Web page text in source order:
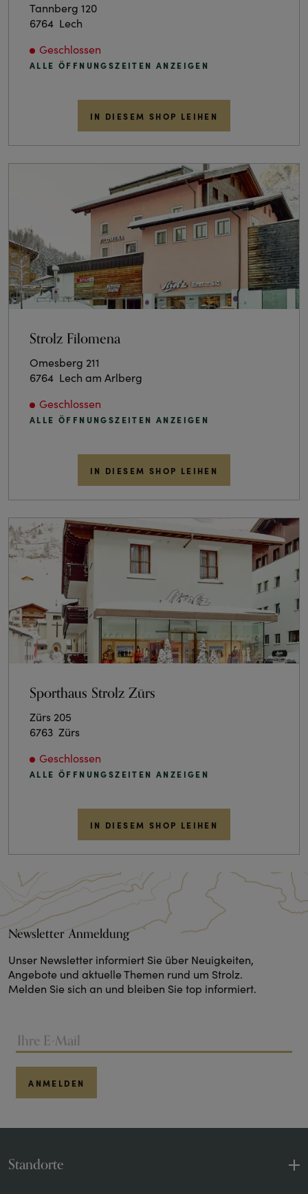
Tannberg 120
6764 Lech
Geschlossen
ALLE ÖFFNUNGSZEITEN ANZEIGEN
IN DIESEM SHOP LEIHEN
Strolz Filomena
Omesberg 211
6764 Lech am Arlberg
Geschlossen
ALLE ÖFFNUNGSZEITEN ANZEIGEN
IN DIESEM SHOP LEIHEN
Sporthaus Strolz Zürs
Zürs 205
6763 Zürs
Geschlossen
ALLE ÖFFNUNGSZEITEN ANZEIGEN
IN DIESEM SHOP LEIHEN
Newsletter Anmeldung
Unser Newsletter informiert Sie über Neuigkeiten,
Angebote und aktuelle Themen rund um Strolz.
Melden Sie sich an und bleiben Sie top informiert.
ANMELDEN
Standorte